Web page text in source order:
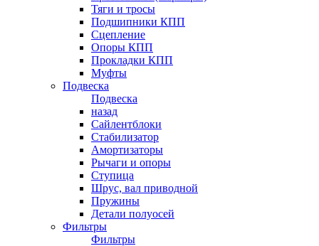
Тяги и тросы
Подшипники КПП
Сцепление
Опоры КПП
Прокладки КПП
Муфты
Подвеска
Подвеска
назад
Сайлентблоки
Стабилизатор
Амортизаторы
Рычаги и опоры
Ступица
Шрус, вал приводной
Пружины
Детали полуосей
Фильтры
Фильтры